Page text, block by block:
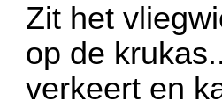
Zit het
op de
verkeert en